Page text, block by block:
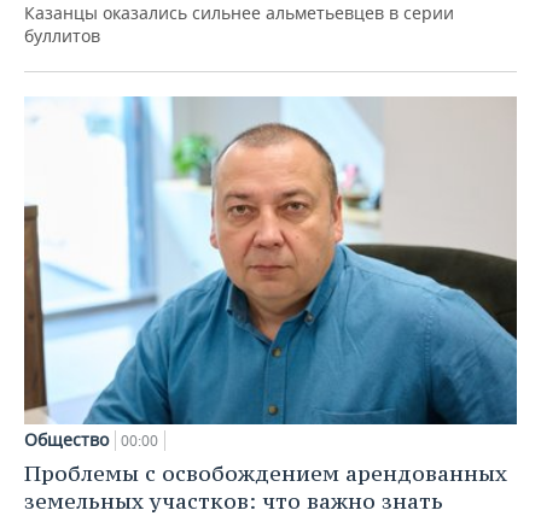
Казанцы оказались сильнее альметьевцев в серии
буллитов
Общество 00:00
Проблемы с освобождением арендованных
земельных участков: что важно знать